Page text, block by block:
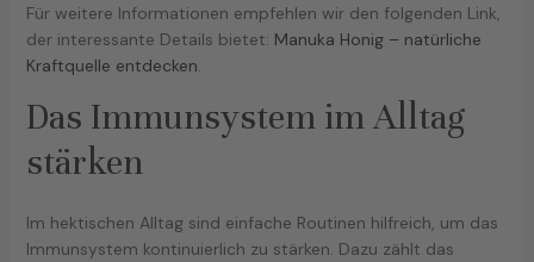
Für weitere Informationen empfehlen wir den folgenden Link,
der interessante Details bietet: Manuka Honig – natürliche
Kraftquelle entdecken.
Das Immunsystem im Alltag
stärken
Im hektischen Alltag sind einfache Routinen hilfreich, um das
Immunsystem kontinuierlich zu stärken. Dazu zählt das